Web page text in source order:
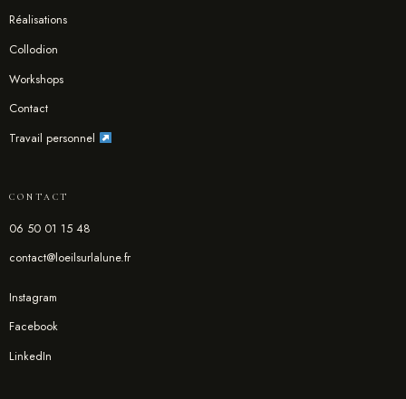
Réalisations
Collodion
Workshops
Contact
Travail personnel
CONTACT
06 50 01 15 48
contact@loeilsurlalune.fr
Instagram
Facebook
LinkedIn